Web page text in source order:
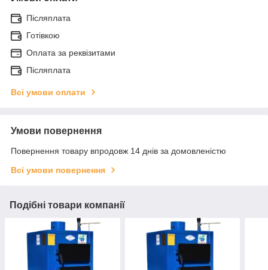
Післяплата
Готівкою
Оплата за реквізитами
Післяплата
Всі умови оплати
Умови повернення
Повернення товару впродовж 14 днів за домовленістю
Всі умови повернення
Подібні товари компанії